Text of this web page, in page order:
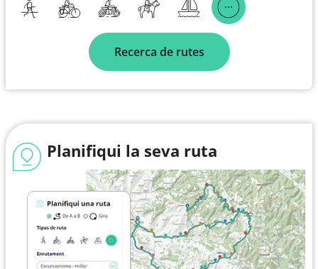
Recerca de rutes
Planifiqui la seva ruta